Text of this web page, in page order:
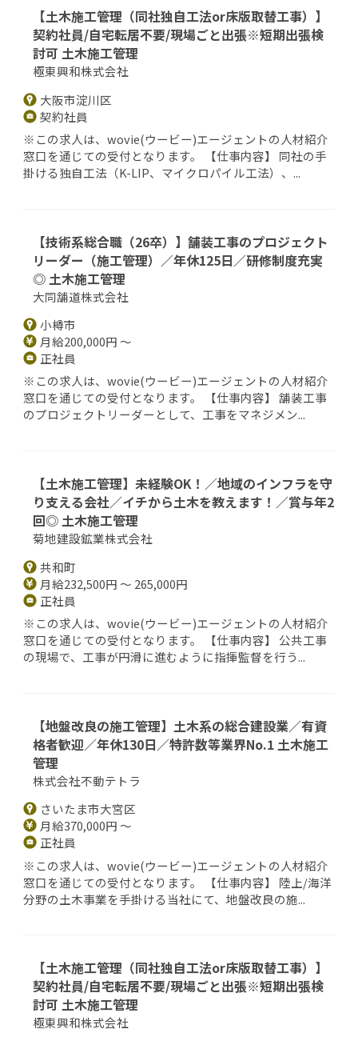
【土木施工管理（同社独自工法or床版取替工事）】
契約社員/自宅転居不要/現場ごと出張※短期出張検
討可 土木施工管理
極東興和株式会社
大阪市淀川区
契約社員
※この求人は、wovie(ウービー)エージェントの人材紹介
窓口を通じての受付となります。 【仕事内容】 同社の手
掛ける独自工法（K-LIP、マイクロパイル工法）、...
【技術系総合職（26卒）】舗装工事のプロジェクト
リーダー（施工管理）／年休125日／研修制度充実
◎ 土木施工管理
大同舗道株式会社
小樽市
月給200,000円 ～
正社員
※この求人は、wovie(ウービー)エージェントの人材紹介
窓口を通じての受付となります。 【仕事内容】 舗装工事
のプロジェクトリーダーとして、工事をマネジメン...
【土木施工管理】未経験OK！／地域のインフラを守
り支える会社／イチから土木を教えます！／賞与年2
回◎ 土木施工管理
菊地建設鉱業株式会社
共和町
月給232,500円 ～ 265,000円
正社員
※この求人は、wovie(ウービー)エージェントの人材紹介
窓口を通じての受付となります。 【仕事内容】 公共工事
の現場で、工事が円滑に進むように指揮監督を行う...
【地盤改良の施工管理】土木系の総合建設業／有資
格者歓迎／年休130日／特許数等業界No.1 土木施工
管理
株式会社不動テトラ
さいたま市大宮区
月給370,000円 ～
正社員
※この求人は、wovie(ウービー)エージェントの人材紹介
窓口を通じての受付となります。 【仕事内容】 陸上/海洋
分野の土木事業を手掛ける当社にて、地盤改良の施...
【土木施工管理（同社独自工法or床版取替工事）】
契約社員/自宅転居不要/現場ごと出張※短期出張検
討可 土木施工管理
極東興和株式会社